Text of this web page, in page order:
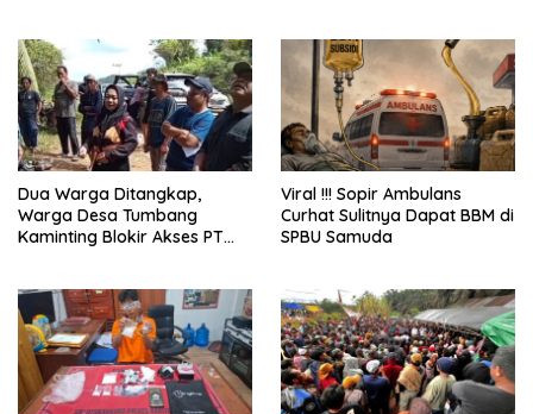
Dua Warga Ditangkap,
Warga Desa Tumbang
Kaminting Blokir Akses PT
Viral !!! Sopir Ambulans
Curhat Sulitnya Dapat BBM di
SPBU Samuda